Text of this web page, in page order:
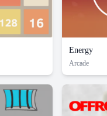
Energy
Arcade